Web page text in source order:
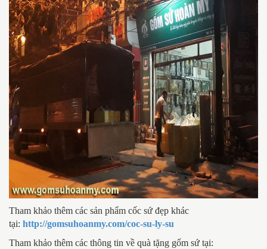
Tham khảo thêm các sản phẩm cốc sứ đẹp khác
tại: http://gomsuhoanmy.com/coc-su-ly-su
Tham khảo thêm các thông tin về quà tặng gốm sứ tại: